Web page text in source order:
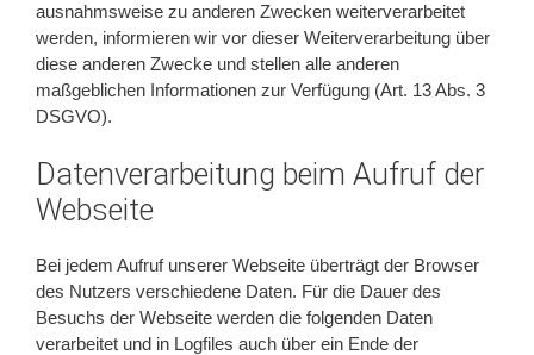
ausnahmsweise zu anderen Zwecken weiterverarbeitet
werden, informieren wir vor dieser Weiterverarbeitung über
diese anderen Zwecke und stellen alle anderen
maßgeblichen Informationen zur Verfügung (Art. 13 Abs. 3
DSGVO).
Datenverarbeitung beim Aufruf der
Webseite
Bei jedem Aufruf unserer Webseite überträgt der Browser
des Nutzers verschiedene Daten. Für die Dauer des
Besuchs der Webseite werden die folgenden Daten
verarbeitet und in Logfiles auch über ein Ende der